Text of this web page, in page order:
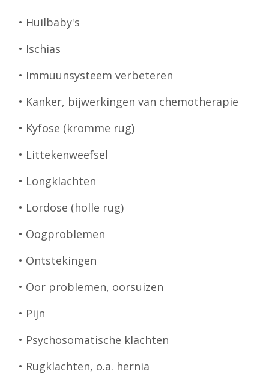
• Huilbaby's
• Ischias
• Immuunsysteem verbeteren
• Kanker, bijwerkingen van chemotherapie
• Kyfose (kromme rug)
• Littekenweefsel
• Longklachten
• Lordose (holle rug)
• Oogproblemen
• Ontstekingen
• Oor problemen, oorsuizen
• Pijn
• Psychosomatische klachten
• Rugklachten, o.a. hernia